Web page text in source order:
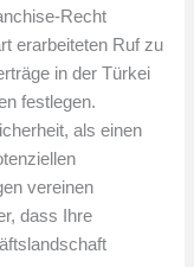
Recht
erarbeiteten Ruf zu
in der Türkei
festlegen.
als einen
vereinen
dass Ihre